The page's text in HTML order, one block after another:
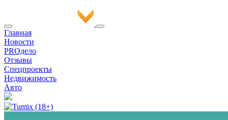
Главная
Новости
PROдело
Отзывы
Спецпроекты
Недвижимость
Авто